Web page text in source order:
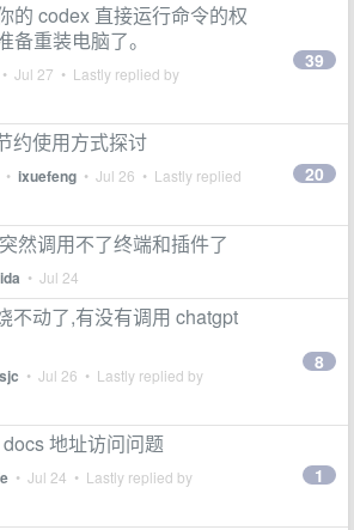
的 codex 直接运行命令的权
备重装电脑了。
• Jul 27 • Lastly replied by
39
约使用方式探讨
• ixuefeng • Jul 26 • Lastly replied
20
然调用不了终端和插件了
• Jul 24
不动了,有没有调用 chatgpt
• Jul 26 • Lastly replied by
8
地址访问问题
• Jul 24 • Lastly replied by 1